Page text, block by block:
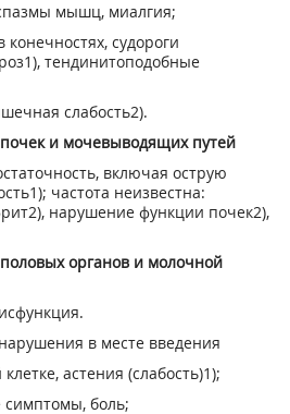
мышц, миалгия;
конечностях, судороги
1), тендинитоподобные
слабость2).
и мочевыводящих путей
включая острую
1); частота неизвестна:
2), нарушение функции почек2),
органов и молочной
в месте введения
астения (слабость)1);
симптомы, боль;